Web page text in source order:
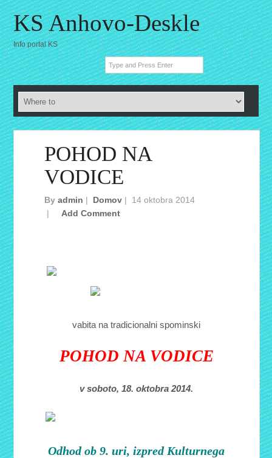
KS Anhovo-Deskle
Info portal KS
POHOD NA
VODICE
Byadmin | Domov | 14 oktobra 2014
|
Add Comment
vabita na tradicionalni spominski
POHOD NA VODICE
v soboto, 18. oktobra 2014.
Odhod ob 9. uri, izpred Kulturnega